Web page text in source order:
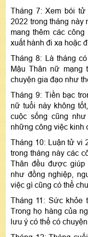
Tháng 7: Xem bói
2022 trong tháng
mang thêm các
xuất hành đi xa hoặc
Tháng 8: Là tháng
Mậu Thân nữ mạng
chuyện gia đạo như
Tháng 9: Tiền bạc
nữ tuổi này không
cuộc sống cũng
những công việc kinh
Tháng 10: Luận tử vi
trong tháng này các
Thân đều được
như đồng nghiệp,
việc gì cũng có thể
Tháng 11: Sức khỏe
Trong họ hàng của
lưu ý có thể có